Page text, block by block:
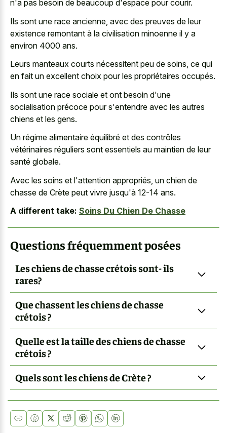
n'a pas besoin de beaucoup d'espace pour courir.
Ils sont une race ancienne, avec des preuves de leur
existence remontant à la civilisation minoenne il y a
environ 4000 ans.
Leurs manteaux courts nécessitent peu de soins, ce qui
en fait un excellent choix pour les propriétaires occupés.
Ils sont une race sociale et ont besoin d'une
socialisation précoce pour s'entendre avec les autres
chiens et les gens.
Un régime alimentaire équilibré et des contrôles
vétérinaires réguliers sont essentiels au maintien de leur
santé globale.
Avec les soins et l'attention appropriés, un chien de
chasse de Crète peut vivre jusqu'à 12-14 ans.
A different take: Soins Du Chien De Chasse
Questions fréquemment posées
Les chiens de chasse crétois sont- ils
rares?
Que chassent les chiens de chasse
crétois ?
Quelle est la taille des chiens de chasse
crétois ?
Quels sont les chiens de Crète ?